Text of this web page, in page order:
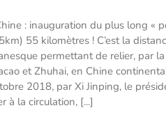
: inauguration du plus long «
55 kilomètres ! C’est la
permettant de relier, par
et Zhuhai, en Chine
2018, par Xi Jinping, le
à la circulation, [...]